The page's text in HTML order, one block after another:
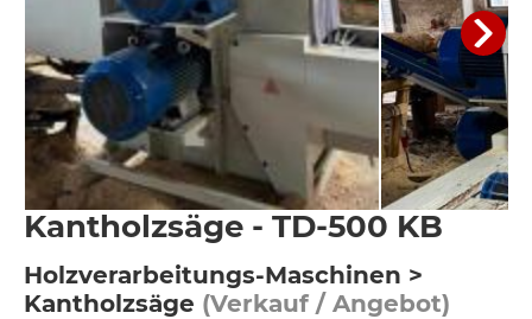
Kantholzsäge - TD-500 KB
Holzverarbeitungs-Maschinen >
Kantholzsäge (Verkauf / Angebot)